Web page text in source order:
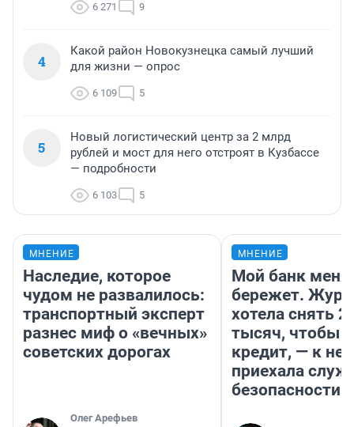
6 271 9
4
Какой район Новокузнецка самый лучший
для жизни — опрос
6 109 5
5
Новый логистический центр за 2 млрд
рублей и мост для него отстроят в Кузбассе
— подробности
6 103 5
МНЕНИЕ
Наследие, которое
чудом не развалилось:
транспортный эксперт
разнес миф о «вечных»
советских дорогах
Олег Арефьев
МНЕНИЕ
Мой банк меня
бережет.
хотела снять
тысяч, чтобы
кредит, — к
приехала
безопасности